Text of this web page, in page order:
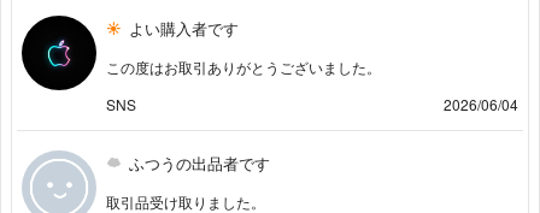
よい購入者です
この度はお取引ありがとうございました。
SNS
2026/06/04
ふつうの出品者です
取引品受け取りました。